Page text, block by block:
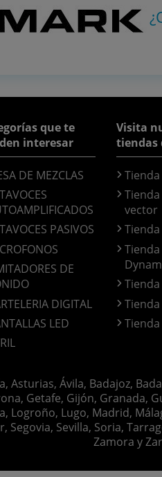
que te
interesar
DE MEZCLAS
PASIVOS
DE
DIGITAL
LED
Visita
tiendas
vector
Asturias, Ávila, Badajoz,
Getafe, Gijón, Granada,
Logroño, Lugo, Madrid,
Sevilla, Soria,
Zamora y